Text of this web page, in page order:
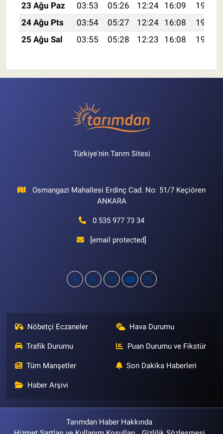
23 Ağu Paz
03:53 05:26 12:24 16:09
19:11
24 Ağu Pts
03:54 05:27 12:24 16:08
19:10
25 Ağu Sal
03:55 05:28 12:23 16:08 19:08
Türkiye'nin Tarım Sitesi
Osmangazi Mahallesi Erdinç Cad. No: 51/7 Keçiören
ANKARA
0 535 977 73 34
[email protected]
Nöbetçi Eczaneler Hava Durumu
Trafik Durumu Puan Durumu ve Fikstür
Tüm Manşetler Son Dakika Haberleri
Haber Arşivi
Tarımdan Haber Hakkında